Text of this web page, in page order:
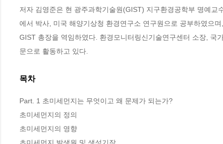
저자 김영준은 현 광주과학기술원(GIST) 지구환경공학부 명예
에서 박사, 미국 해양기상청 환경연구소 연구원으로 공부하였으
GIST 총장을 역임하였다. 환경모니터링신기술연구센터 소장, 국
문으로 활동하고 있다.
목차
Part. 1 초미세먼지는 무엇이고 왜 문제가 되는가?
초미세먼지의 정의
초미세먼지의 영향